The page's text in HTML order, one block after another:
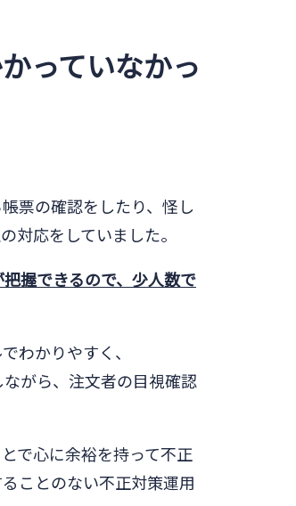
っていなかっ
票の確認をしたり、怪し
対応をしていました。
握できるので、少人数で
わかりやすく、
ながら、注文者の目視確認
で心に余裕を持って不正
ことのない不正対策運用